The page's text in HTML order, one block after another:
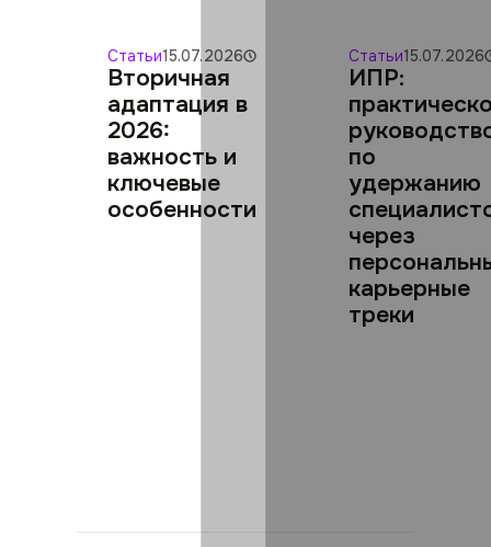
Статьи15.07.2026
Вторичная
адаптация в
2026:
важность и
ключевые
особенности
Статьи15.07.2026
ИПР:
по
удержанию
через
карьерные
треки